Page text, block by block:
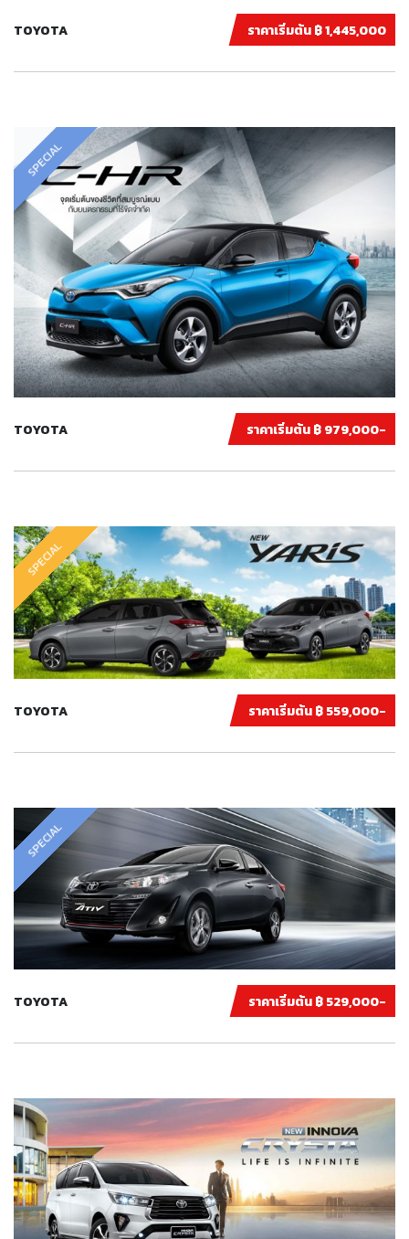
ราคาเริ่มต้น ฿ 1,445,000
TOYOTA
SPECIAL
ราคาเริ่มต้น ฿ 979,000-
TOYOTA
SPECIAL
ราคาเริ่มต้น ฿ 559,000-
TOYOTA
SPECIAL
ราคาเริ่มต้น ฿ 529,000-
TOYOTA